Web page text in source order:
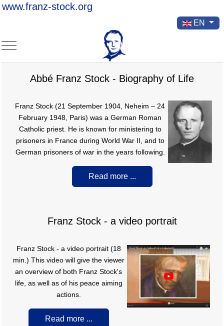
www.franz-stock.org
Select your
EN
Mobile Menu Toggle
Abbé Franz Stock - Biography of Life
Franz Stock (21 September 1904, Neheim – 24
February 1948, Paris) was a German Roman
Catholic priest. He is known for ministering to
prisoners in France during World War II, and to
German prisoners of war in the years following.
Read more ...
Franz Stock - a video portrait
Franz Stock - a video portrait (18
min.) This video will give the viewer
an overview of both Franz Stock's
life, as well as of his peace aiming
actions.
Read more ...